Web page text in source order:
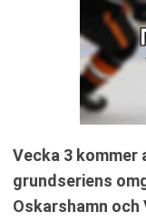
Vecka 3 kommer
grundseriens
Oskarshamn